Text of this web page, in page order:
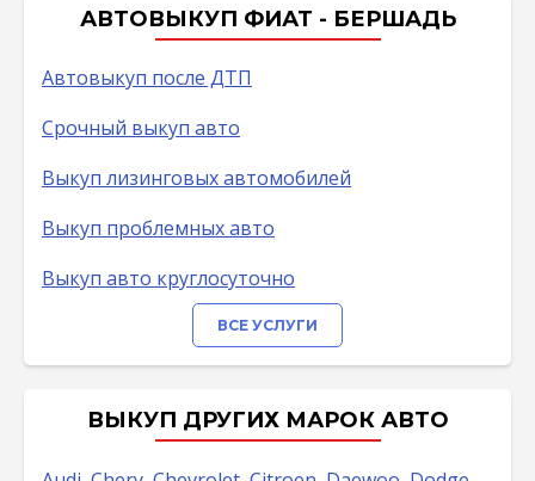
АВТОВЫКУП ФИАТ - БЕРШАДЬ
Автовыкуп после ДТП
Срочный выкуп авто
Выкуп лизинговых автомобилей
Выкуп проблемных авто
Выкуп авто круглосуточно
ВСЕ УСЛУГИ
ВЫКУП ДРУГИХ МАРОК АВТО